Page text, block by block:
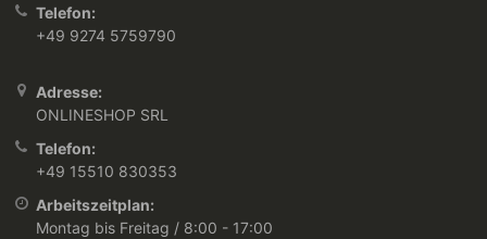
Telefon:
+49 9274 5759790
Adresse:
ONLINESHOP SRL
Telefon:
+49 15510 830353
Arbeitszeitplan:
Montag bis Freitag / 8:00 - 17:00